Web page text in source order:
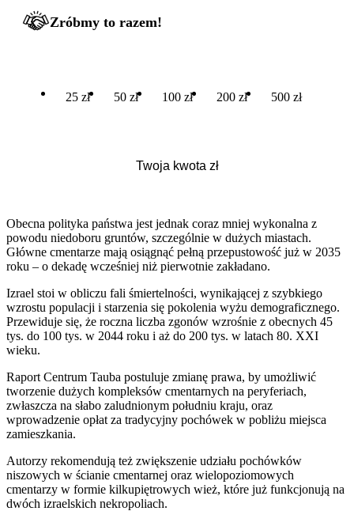
Zróbmy to razem!
25 zł 50 zł 100 zł 200 zł 500 zł
Obecna polityka państwa jest jednak coraz mniej wykonalna z
powodu niedoboru gruntów, szczególnie w dużych miastach.
Główne cmentarze mają osiągnąć pełną przepustowość już w 2035
roku – o dekadę wcześniej niż pierwotnie zakładano.
Izrael stoi w obliczu fali śmiertelności, wynikającej z szybkiego
wzrostu populacji i starzenia się pokolenia wyżu demograficznego.
Przewiduje się, że roczna liczba zgonów wzrośnie z obecnych 45
tys. do 100 tys. w 2044 roku i aż do 200 tys. w latach 80. XXI
wieku.
Raport Centrum Tauba postuluje zmianę prawa, by umożliwić
tworzenie dużych kompleksów cmentarnych na peryferiach,
zwłaszcza na słabo zaludnionym południu kraju, oraz
wprowadzenie opłat za tradycyjny pochówek w pobliżu miejsca
zamieszkania.
Autorzy rekomendują też zwiększenie udziału pochówków
niszowych w ścianie cmentarnej oraz wielopoziomowych
cmentarzy w formie kilkupiętrowych wież, które już funkcjonują na
dwóch izraelskich nekropoliach.